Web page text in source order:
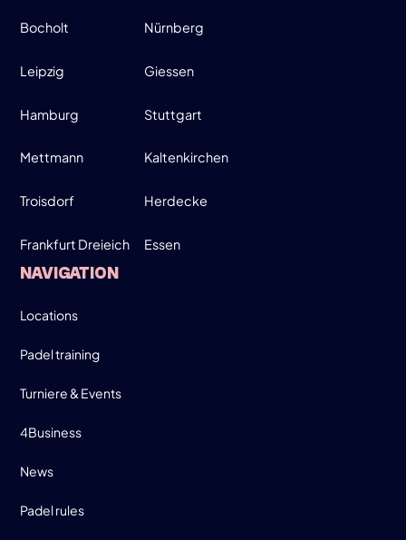
WEDNESDAY
26
MARCH
MOVE UP, MOVE DOWN - MEN ONLY!
19:00-21:30
SIGN UP
Bocholt Nürnberg
Leipzig Giessen
Hamburg Stuttgart
Mettmann Kaltenkirchen
Troisdorf Herdecke
Frankfurt Dreieich Essen
NAVIGATION
Locations
Padel training
Turniere & Events
4Business
News
Padel rules